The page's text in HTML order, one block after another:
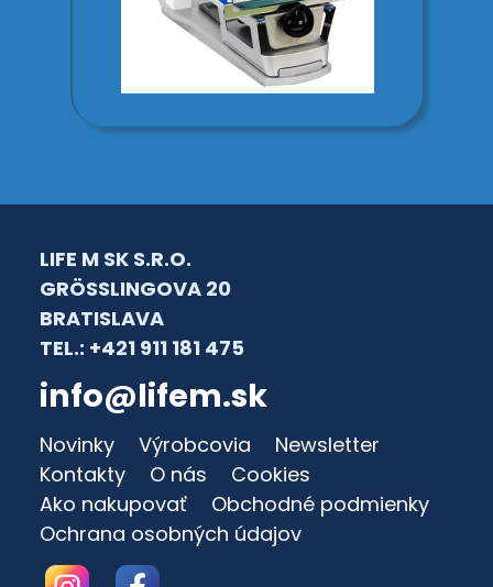
LIFE M SK S.R.O.
GRÖSSLINGOVA 20
BRATISLAVA
TEL.: +421 911 181 475
info@lifem.sk
Novinky Výrobcovia
Newsletter
Kontakty
O nás
Cookies
Ako nakupovať
Obchodné podmienky
Ochrana osobných údajov